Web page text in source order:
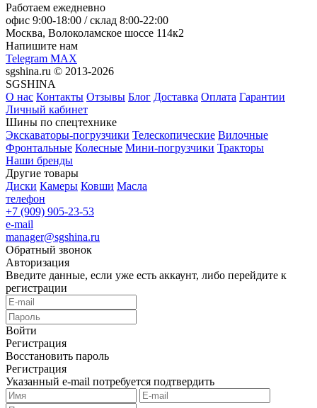
Работаем ежедневно
офис 9:00-18:00 / склад 8:00-22:00
Москва, Волоколамское шоссе 114к2
Напишите нам
Telegram MAX
sgshina.ru © 2013-2026
SGSHINA
О нас Контакты Отзывы Блог Доставка Оплата Гарантии
Личный кабинет
Шины по спецтехнике
Экскаваторы-погрузчики Телескопические Вилочные
Фронтальные Колесные Мини-погрузчики Тракторы
Наши бренды
Другие товары
Диски Камеры Ковши Масла
телефон
+7 (909) 905-23-53
e-mail
manager@sgshina.ru
Обратный звонок
Авторизация
Введите данные, если уже есть аккаунт, либо перейдите к
регистрации
Войти
Регистрация
Восстановить пароль
Регистрация
Указанный e-mail потребуется подтвердить